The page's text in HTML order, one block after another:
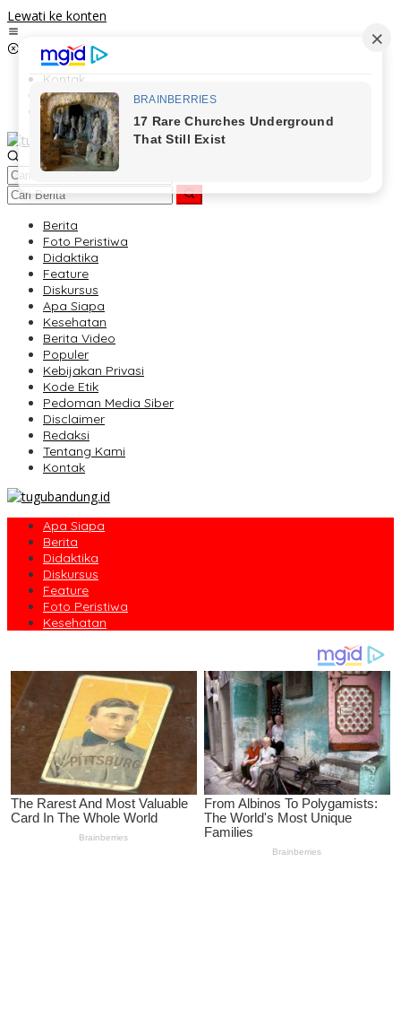
Lewati ke konten
Kontak
Redaksi
Tentang Kami
Berita
Foto Peristiwa
Didaktika
Feature
Diskursus
Apa Siapa
Kesehatan
Berita Video
Populer
Kebijakan Privasi
Kode Etik
Pedoman Media Siber
Disclaimer
Redaksi
Tentang Kami
Kontak
Apa Siapa
Berita
Didaktika
Diskursus
Feature
Foto Peristiwa
Kesehatan